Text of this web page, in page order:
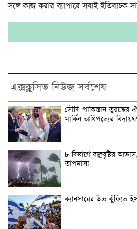
সঙ্গে কাজ করার ব্যাপারে সবাই ইতিবাচক
এক্সক্লুসিভ নিউজ সর্বশেষ
সৌদি-পাকিস্তান-তুরস্কের
মার্কিন আধিপত্যের
৮ বিভাগে বজ্রবৃষ্টির
তাপমাত্রা
ক্যানসারের উচ্চ ঝুঁকিতে